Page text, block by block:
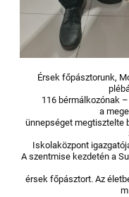
Érsek főpásztorunk,
116 bérmálkozónak
a
ünnepséget megtisztelte
Iskolaközpont
A szentmise kezdetén a
érsek főpásztort. Az